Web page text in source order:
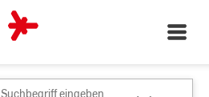
Open
Main
für